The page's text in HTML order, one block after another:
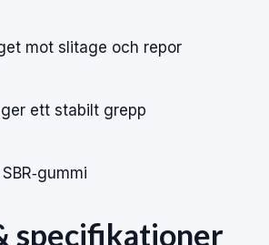
mot slitage och repor
ett stabilt grepp
specifikationer